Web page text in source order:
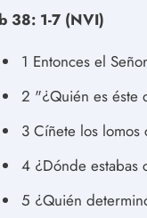
38: 1-7 (NVI)
1 Entonces el
2 "¿Quién es éste
3 Cíñete los
4 ¿Dónde estabas
5 ¿Quién